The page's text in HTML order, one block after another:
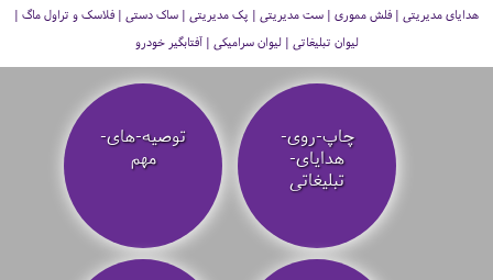
هدایای مدیریتی | فلش مموری | ست مدیریتی | پک مدیریتی | ساک دستی | فلاسک و تراول ماگ |
لیوان تبلیغاتی | لیوان سرامیکی | آفتابگیر خودرو
چاپ-روی-
هدایای-
تبلیغاتی
توصیه‌-های-
مهم